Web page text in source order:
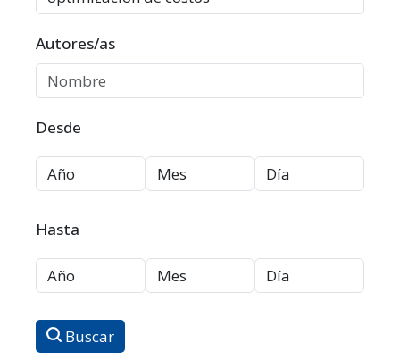
Autores/as
Desde
Hasta
Buscar